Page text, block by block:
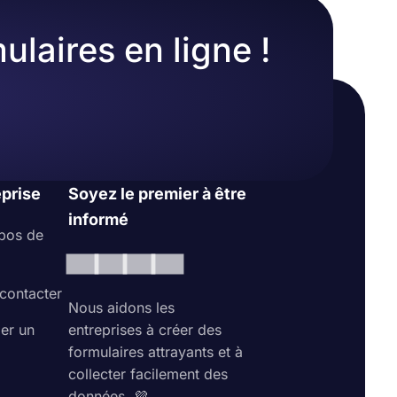
en ligne !
de
un
Soyez le premier à être
informé
Nous aidons les
entreprises à créer des
formulaires attrayants et à
collecter facilement des